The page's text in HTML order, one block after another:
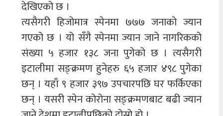
देखिएको छ ।
त्यसैगरी हिजोमात्र स्पेनमा ७७७ जनाको ज्यान
गएको छ । यो सँगै स्पेनमा ज्यान जाने नागरिकको
संख्या ५ हजार १३८ जना पुगेको छ । त्यसैगरी
इटालीमा सङ्क्रमण हुनेहरु ६५ हजार ४९८ पुगेका
छन् । यहाँ ९ हजार ३९७ उपचारपछि घर फर्किएका
छन् । यसरी स्पेन कोरोना सङ्क्रमणबाट बढी ज्यान